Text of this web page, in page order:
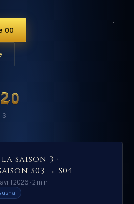
00
saison 3 ·
S03 → S04
2026 · 2 min